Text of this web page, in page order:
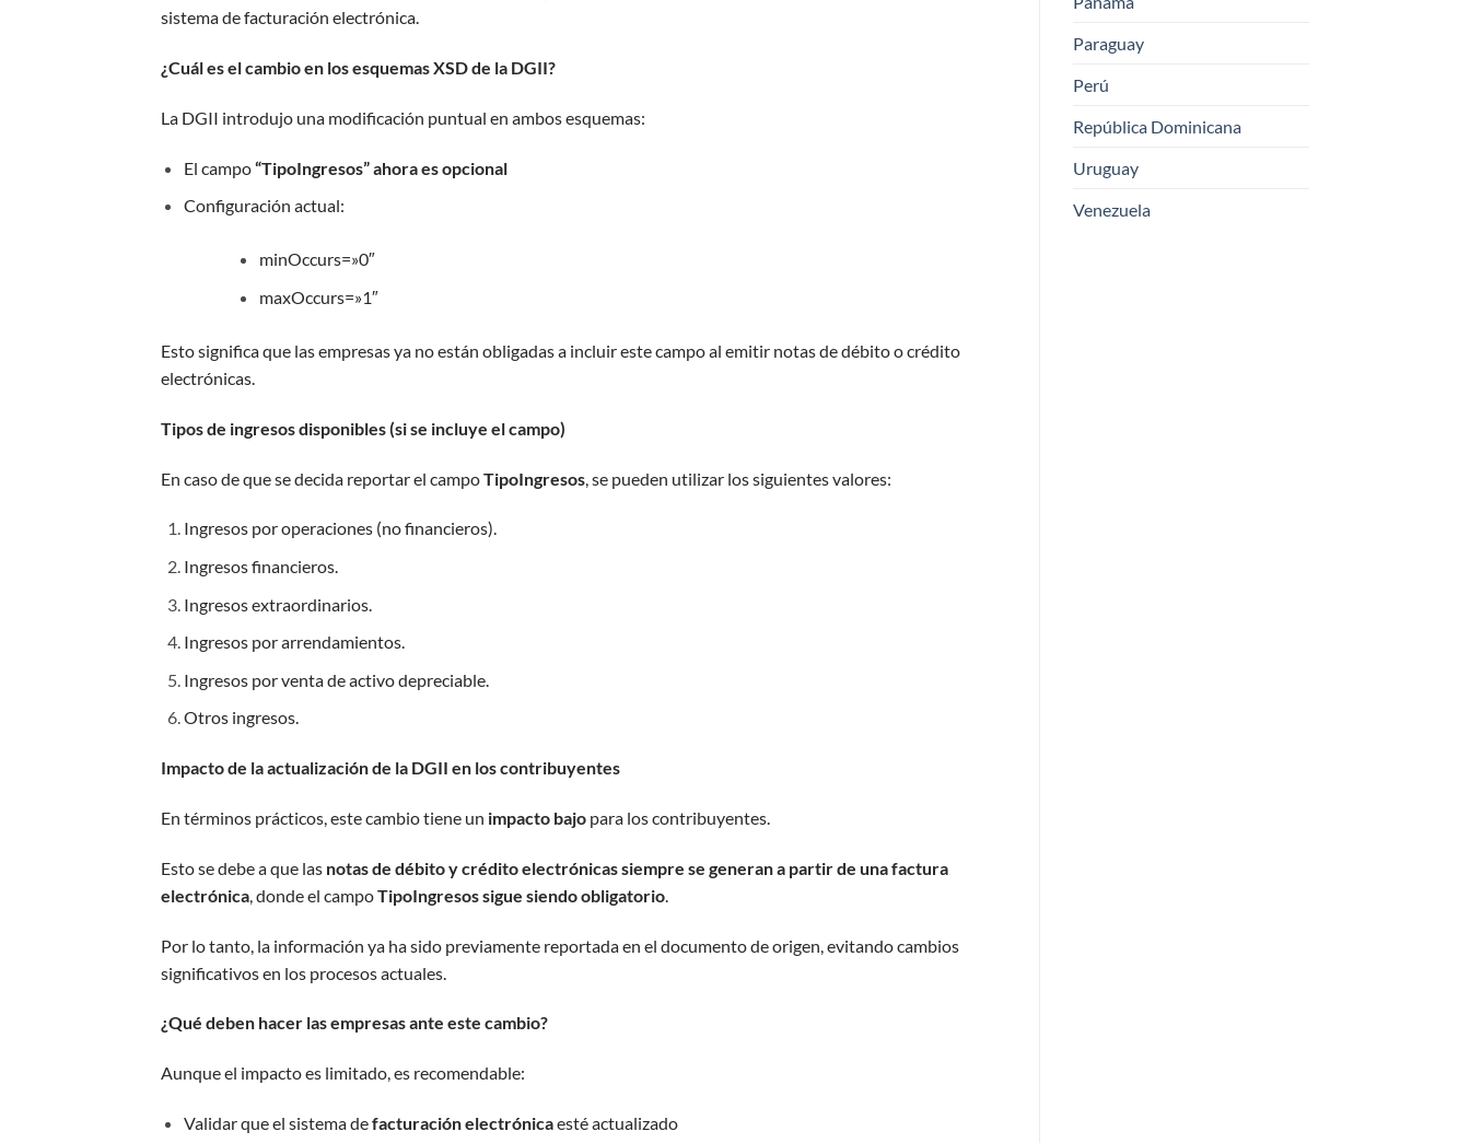
sistema de facturación electrónica.
¿Cuál es el cambio en los esquemas XSD de la DGII?
La DGII introdujo una modificación puntual en ambos esquemas:
El campo“TipoIngresos” ahora es opcional
Configuración actual:
minOccurs=»0″
maxOccurs=»1″
Esto significa que las empresas ya no están obligadas a incluir este campo al emitir notas de débito o crédito
electrónicas.
Tipos de ingresos disponibles (si se incluye el campo)
En caso de que se decida reportar el campoTipoIngresos , se pueden utilizar los siguientes valores:
Ingresos por operaciones (no financieros).
Ingresos financieros.
Ingresos extraordinarios.
Ingresos por arrendamientos.
Ingresos por venta de activo depreciable.
Otros ingresos.
Impacto de la actualización de la DGII en los contribuyentes
En términos prácticos, este cambio tiene un impacto bajo para los contribuyentes.
Esto se debe a que las notas de débito y crédito electrónicas siempre se generan a partir de una factura
electrónica , donde el campoTipoIngresos sigue siendo obligatorio
Por lo tanto, la información ya ha sido previamente reportada en el documento de origen, evitando cambios
significativos en los procesos actuales.
¿Qué deben hacer las empresas ante este cambio?
Aunque el impacto es limitado, es recomendable:
Validar que el sistema defacturación electrónicaesté actualizado
Paraguay
Perú
República Dominicana
Uruguay
Venezuela